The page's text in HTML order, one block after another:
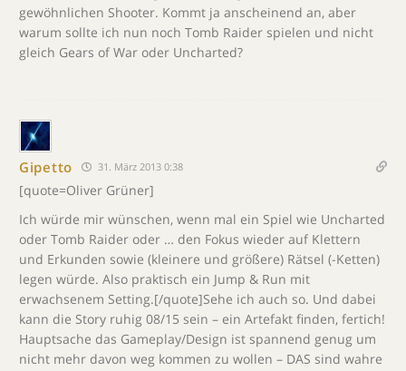
gewöhnlichen Shooter. Kommt ja anscheinend an, aber
warum sollte ich nun noch Tomb Raider spielen und nicht
gleich Gears of War oder Uncharted?
Gipetto 31. März 2013 0:38
[quote=Oliver Grüner]
Ich würde mir wünschen, wenn mal ein Spiel wie Uncharted
oder Tomb Raider oder … den Fokus wieder auf Klettern
und Erkunden sowie (kleinere und größere) Rätsel (-Ketten)
legen würde. Also praktisch ein Jump & Run mit
erwachsenem Setting.[/quote]Sehe ich auch so. Und dabei
kann die Story ruhig 08/15 sein – ein Artefakt finden, fertich!
Hauptsache das Gameplay/Design ist spannend genug um
nicht mehr davon weg kommen zu wollen – DAS sind wahre